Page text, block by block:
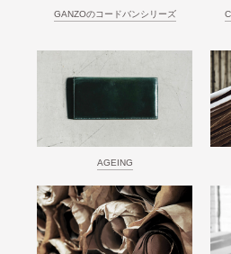
GANZOのコードバンシリーズ
AGEING